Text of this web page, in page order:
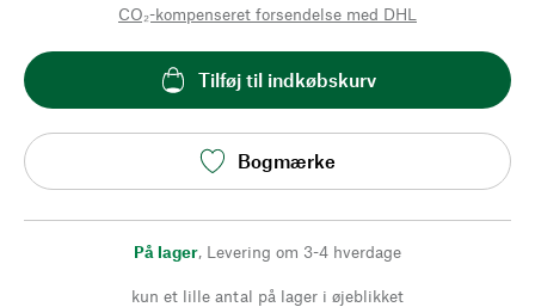
CO₂-kompenseret forsendelse med DHL
Tilføj til indkøbskurv
Bogmærke
På lager, Levering om 3-4 hverdage
kun et lille antal på lager i øjeblikket